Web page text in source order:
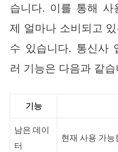
습니다. 이를 통해 사
제 얼마나 소비되고
수 있습니다. 통신사
러 기능은 다음과 같
기능
남은 데이
터
현재 사용 가